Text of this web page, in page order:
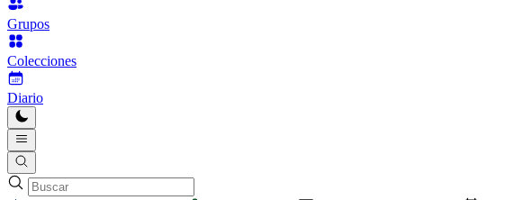
Grupos
Colecciones
Diario